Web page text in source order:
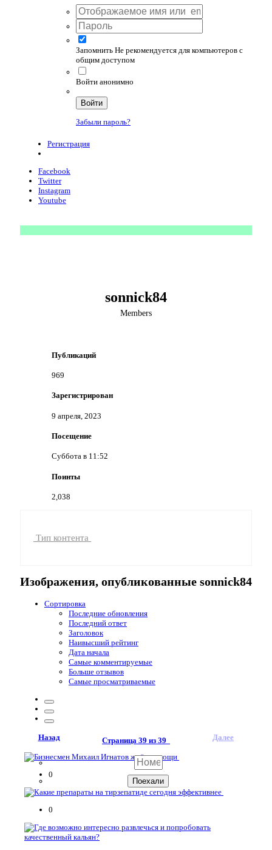
Запомнить Не рекомендуется для компьютеров с
общим доступом
Войти анонимно
Войти
Забыли пароль?
Регистрация
Facebook
Twitter
Instagram
Youtube
sonnick84
Members
Публикаций
969
Зарегистрирован
9 апреля, 2023
Посещение
Суббота в 11:52
Поинты
2,038
Тип контента
Изображения, опубликованные sonnick84
Сортировка
Последние обновления
Последний ответ
Заголовок
Наивысший рейтинг
Дата начала
Самые комментируемые
Больше отзывов
Самые просматриваемые
Назад Далее
Страница 39 из 39
0
0